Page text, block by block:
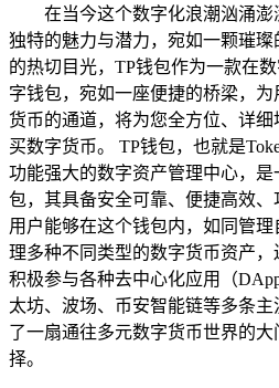
在当今这个数字化浪潮汹涌
独特的魅力与潜力，宛如一颗璀
的热切目光，TP钱包作为一款在
字钱包，宛如一座便捷的桥梁，
货币的通道，将为您全方位、详
买数字货币。 TP钱包，也就是
功能强大的数字资产管理中心，
包，其具备安全可靠、便捷高效、
用户能够在这个钱包内，如同管
理多种不同类型的数字货币资产，
积极参与各种去中心化应用（
太坊、波场、币安智能链等多条
了一扇通往多元数字货币世界的
择。